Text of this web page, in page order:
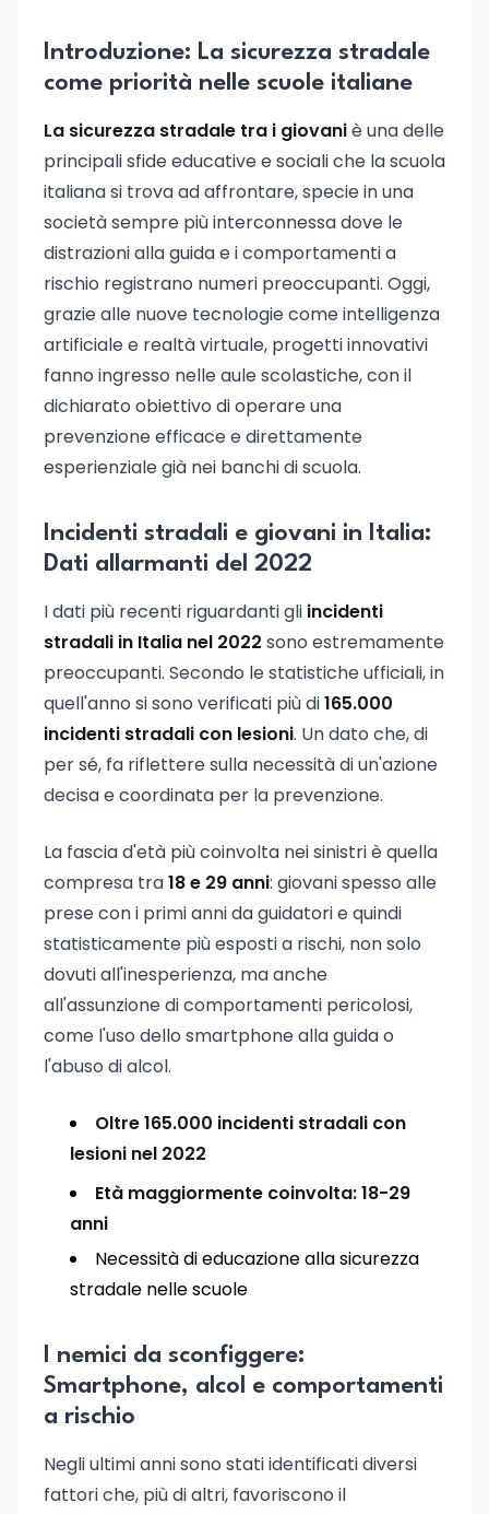
Introduzione: La sicurezza stradale
come priorità nelle scuole italiane
La sicurezza stradale tra i giovaniè una delle
principali sfide educative e sociali che la scuola
italiana si trova ad affrontare, specie in una
società sempre più interconnessa dove le
distrazioni alla guida e i comportamenti a
rischio registrano numeri preoccupanti. Oggi,
grazie alle nuove tecnologie come intelligenza
artificiale e realtà virtuale, progetti innovativi
fanno ingresso nelle aule scolastiche, con il
dichiarato obiettivo di operare una
prevenzione efficace e direttamente
esperienziale già nei banchi di scuola.
Incidenti stradali e giovani in Italia:
Dati allarmanti del 2022
I dati più recenti riguardanti gli incidenti
stradali in Italia nel 2022 sono estremamente
preoccupanti. Secondo le statistiche ufficiali, in
quell'anno si sono verificati più di165.000
incidenti stradali con lesioni. Un dato che, di
per sé, fa riflettere sulla necessità di un'azione
decisa e coordinata per la prevenzione.
La fascia d'età più coinvolta nei sinistri è quella
compresa tra18 e 29 anni: giovani spesso alle
prese con i primi anni da guidatori e quindi
statisticamente più esposti a rischi, non solo
dovuti all'inesperienza, ma anche
all'assunzione di comportamenti pericolosi,
come l'uso dello smartphone alla guida o
l'abuso di alcol.
Oltre 165.000 incidenti stradali con
lesioni nel 2022
Età maggiormente coinvolta: 18-29
anni
Necessità di educazione alla sicurezza
stradale nelle scuole
I nemici da sconfiggere:
Smartphone, alcol e comportamenti
a rischio
Negli ultimi anni sono stati identificati diversi
fattori che, più di altri, favoriscono il